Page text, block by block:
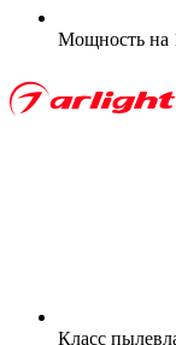
Мощность на
Класс